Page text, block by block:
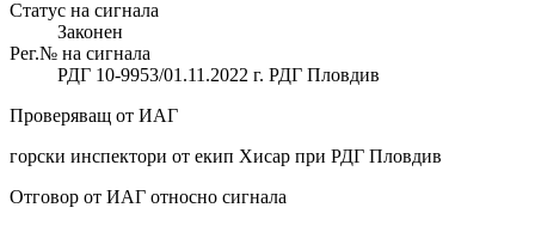
Статус на сигнала
Законен
Рег.№ на сигнала
РДГ 10-9953/01.11.2022 г. РДГ Пловдив
Проверяващ от ИАГ
горски инспектори от екип Хисар при РДГ Пловдив
Отговор от ИАГ относно сигнала